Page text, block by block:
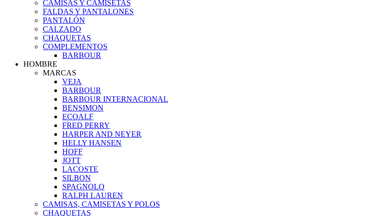
CAMISAS Y CAMISETAS
FALDAS Y PANTALONES
PANTALÓN
CALZADO
CHAQUETAS
COMPLEMENTOS
BARBOUR
HOMBRE
MARCAS
VEJA
BARBOUR
BARBOUR INTERNACIONAL
BENSIMON
ECOALF
FRED PERRY
HARPER AND NEYER
HELLY HANSEN
HOFF
JOTT
LACOSTE
SILBON
SPAGNOLO
RALPH LAUREN
CAMISAS, CAMISETAS Y POLOS
CHAQUETAS